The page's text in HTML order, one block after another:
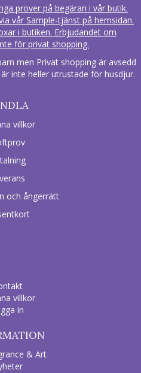
prover på begäran i vår butik.
vår Sample-tjänst på hemsidan.
i butiken. Erbjudandet om
för privat shopping.
men Privat shopping är avsedd
inte heller utrustade för husdjur.
villkor
och ångerrätt
villkor
in
& Art